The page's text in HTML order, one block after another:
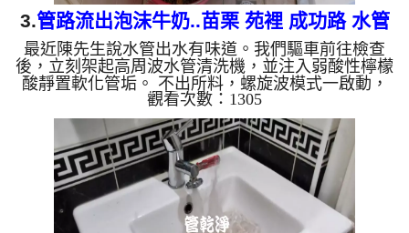
3.管路流出泡沫牛奶..苗栗 苑裡 成功路 水管
清洗
最近陳先生說水管出水有味道。我們驅車前往檢查
後，立刻架起高周波水管清洗機，並注入弱酸性檸檬
酸靜置軟化管垢。 不出所料，螺旋波模式一啟動，
就噴出一顆顆異物，髒水瞬間變成的「泡沫牛奶」！
這就是長年累積在管壁的泥沙與鐵鏽。經過兩個小時
的努力，水終於轉為乾淨，出水量也變大了。 為什
麼水管需要定期「大掃除」？ 管壁髒汙靠一般水壓
難以清除，不同的水質也會產生不同的「色彩反
應」： 咖啡色（鐵鏽/泥沙）： 常見於自來水管線老
化。 石油黑（氧化錳）： 抽取地下水常見的黑色管
垢。 ...
觀看次數：1305